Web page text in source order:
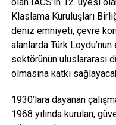
olan IACS’ın 12. üyesi
Klaslama Kuruluşları
deniz emniyeti, çevre
alanlarda Türk
sektörünün uluslararası
olmasına katkı
1930’lara dayanan
1968 yılında kurulan,